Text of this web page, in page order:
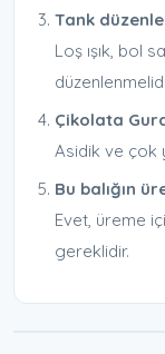
Tank
Loş ışık, bol
Çikolata
Asidik ve çok
Bu balığın
Evet, üreme
gereklidir.